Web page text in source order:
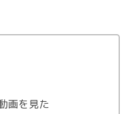
画を見た